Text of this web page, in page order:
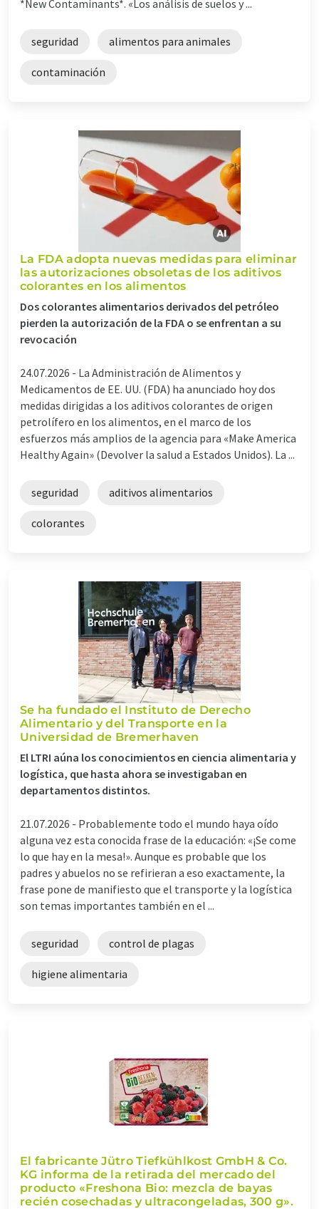
*New Contaminants*. «Los análisis de suelos y ...
seguridad alimentos para animales
contaminación
La FDA adopta nuevas medidas para eliminar
las autorizaciones obsoletas de los aditivos
colorantes en los alimentos
Dos colorantes alimentarios derivados del petróleo
pierden la autorización de la FDA o se enfrentan a su
revocación
24.07.2026 - La Administración de Alimentos y
Medicamentos de EE. UU. (FDA) ha anunciado hoy dos
medidas dirigidas a los aditivos colorantes de origen
petrolífero en los alimentos, en el marco de los
esfuerzos más amplios de la agencia para «Make America
Healthy Again» (Devolver la salud a Estados Unidos). La ...
seguridad aditivos alimentarios
colorantes
Se ha fundado el Instituto de Derecho
Alimentario y del Transporte en la
Universidad de Bremerhaven
El LTRI aúna los conocimientos en ciencia alimentaria y
logística, que hasta ahora se investigaban en
departamentos distintos.
21.07.2026 - Probablemente todo el mundo haya oído
alguna vez esta conocida frase de la educación: «¡Se come
lo que hay en la mesa!». Aunque es probable que los
padres y abuelos no se refirieran a eso exactamente, la
frase pone de manifiesto que el transporte y la logística
son temas importantes también en el ...
seguridad control de plagas
higiene alimentaria
El fabricante Jütro Tiefkühlkost GmbH & Co.
KG informa de la retirada del mercado del
producto «Freshona Bio: mezcla de bayas
recién cosechadas y ultracongeladas, 300 g».